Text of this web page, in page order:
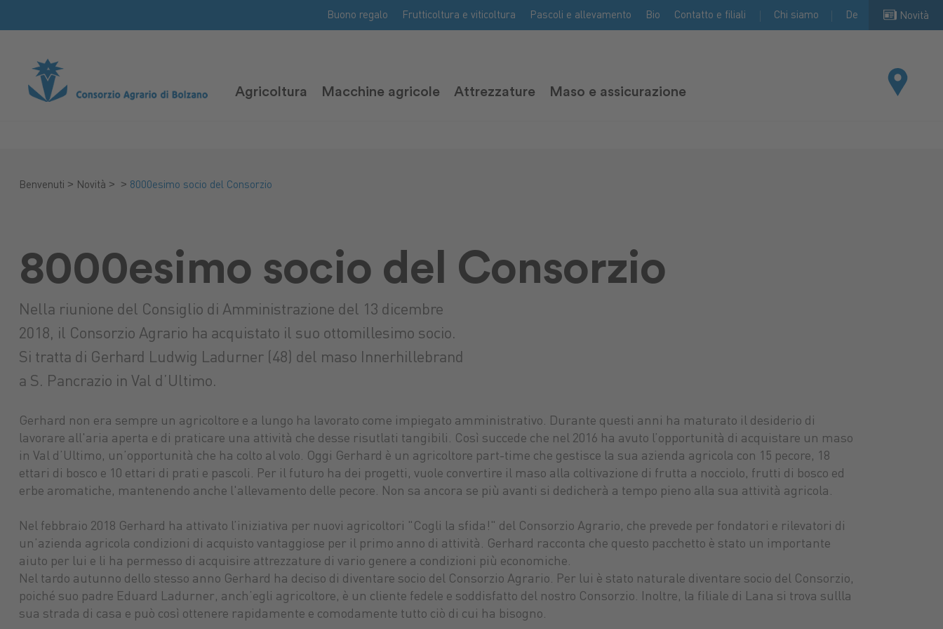
Buono regalo Frutticoltura e viticoltura Pascoli e allevamento Bio Contatto e filiali Chi siamo De Novità
Agricoltura Macchine agricole Attrezzature Maso e assicurazione
Benvenuti > Novità > > 8000esimo socio del Consorzio
8000esimo socio del Consorzio
Nella riunione del Consiglio di Amministrazione del 13 dicembre
2018, il Consorzio Agrario ha acquistato il suo ottomillesimo socio.
Si tratta di Gerhard Ludwig Ladurner (48) del maso Innerhillebrand
a S. Pancrazio in Val d’Ultimo.
Gerhard non era sempre un agricoltore e a lungo ha lavorato come impiegato amministrativo. Durante questi anni ha maturato il desiderio di
lavorare all'aria aperta e di praticare una attività che desse risutlati tangibili. Così succede che nel 2016 ha avuto l’opportunità di acquistare un maso
in Val d’Ultimo, un’opportunità che ha colto al volo. Oggi Gerhard è un agricoltore part-time che gestisce la sua azienda agricola con 15 pecore, 18
ettari di bosco e 10 ettari di prati e pascoli. Per il futuro ha dei progetti, vuole convertire il maso alla coltivazione di frutta a nocciolo, frutti di bosco ed
erbe aromatiche, mantenendo anche l'allevamento delle pecore. Non sa ancora se più avanti si dedicherà a tempo pieno alla sua attività agricola.
Nel febbraio 2018 Gerhard ha attivato l’iniziativa per nuovi agricoltori "Cogli la sfida!" del Consorzio Agrario, che prevede per fondatori e rilevatori di
un’azienda agricola condizioni di acquisto vantaggiose per il primo anno di attività. Gerhard racconta che questo pacchetto è stato un importante
aiuto per lui e li ha permesso di acquisire attrezzature di vario genere a condizioni più economiche.
Nel tardo autunno dello stesso anno Gerhard ha deciso di diventare socio del Consorzio Agrario. Per lui è stato naturale diventare socio del Consorzio,
poiché suo padre Eduard Ladurner, anch’egli agricoltore, è un cliente fedele e soddisfatto del nostro Consorzio. Inoltre, la filiale di Lana si trova sullla
sua strada di casa e può così ottenere rapidamente e comodamente tutto ciò di cui ha bisogno.